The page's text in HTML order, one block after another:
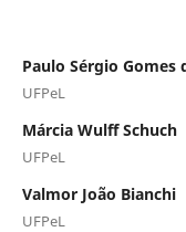
Paulo Sérgio Gomes
UFPeL
Márcia Wulff Schuch
UFPeL
Valmor João Bianchi
UFPeL